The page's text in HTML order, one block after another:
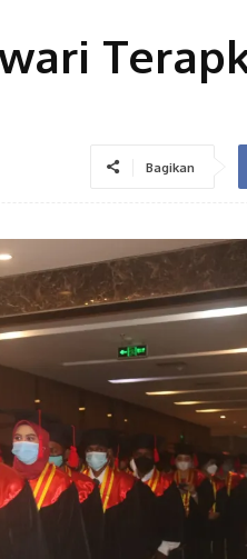
Bagikan